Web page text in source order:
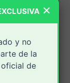
×
y no
de la
de